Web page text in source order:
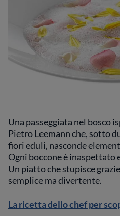
Una passeggiata nel bosco
Pietro Leemann che, sotto
fiori eduli, nasconde
Ogni boccone è inaspettato
Un piatto che stupisce
semplice ma divertente.
La ricetta dello chef per